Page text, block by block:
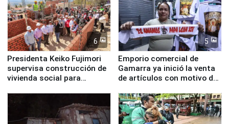
6
Presidenta Keiko Fujimori
supervisa construcción de
vivienda social para
5
Emporio comercial de
Gamarra ya inició la venta
de artículos con motivo de